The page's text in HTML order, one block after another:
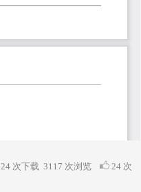
24 次下载 3117 次浏览 24 次